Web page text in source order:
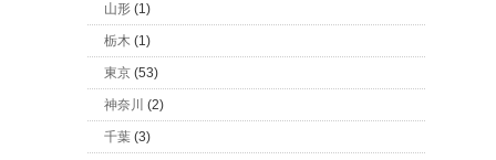
山形 (1)
栃木 (1)
東京 (53)
神奈川 (2)
千葉 (3)